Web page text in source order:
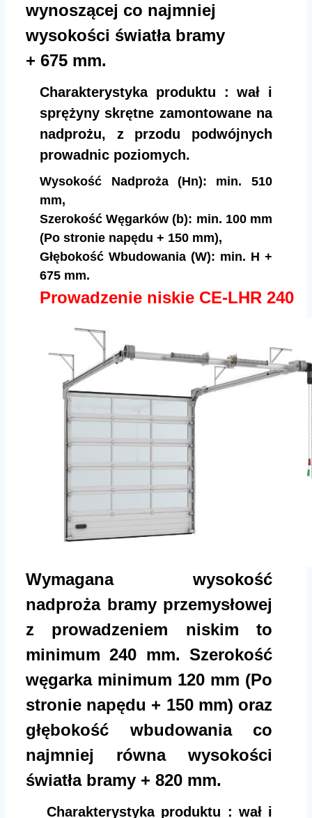
wynoszącej co najmniej
wysokości światła bramy
+ 675 mm.
Charakterystyka produktu : wał i
sprężyny skrętne zamontowane na
nadprożu, z przodu podwójnych
prowadnic poziomych.
Wysokość Nadproża (Hn): min. 510
mm,
Szerokość Węgarków (b): min. 100 mm
(Po stronie napędu + 150 mm),
Głębokość Wbudowania (W): min. H +
675 mm.
Prowadzenie niskie CE-LHR 240
Wymagana wysokość
nadproża bramy przemysłowej
z prowadzeniem niskim to
minimum 240 mm. Szerokość
węgarka minimum 120 mm (Po
stronie napędu + 150 mm) oraz
głębokość wbudowania co
najmniej równa wysokości
światła bramy + 820 mm.
Charakterystyka produktu : wał i